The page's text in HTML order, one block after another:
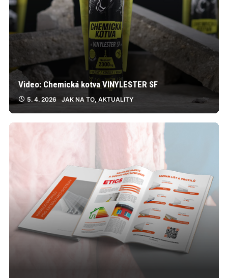
Video: Chemická kotva VINYLESTER SF
5. 4. 2026 JAK NA TO, AKTUALITY